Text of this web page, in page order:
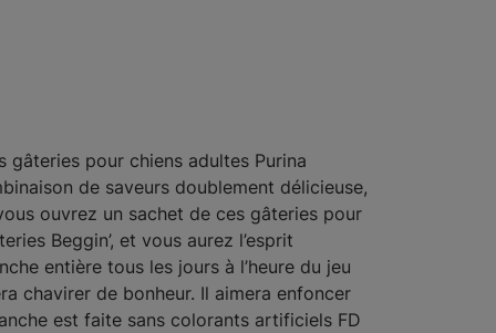
pour chiens adultes Purina
de saveurs doublement délicieuse,
ouvrez un sachet de ces gâteries pour
Beggin’, et vous aurez l’esprit
entière tous les jours à l’heure du jeu
chavirer de bonheur. Il aimera enfoncer
est faite sans colorants artificiels FD